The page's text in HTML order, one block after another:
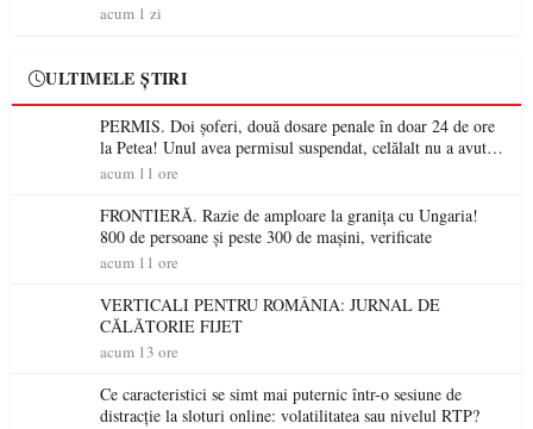
acum 1 zi
ULTIMELE ȘTIRI
PERMIS. Doi șoferi, două dosare penale în doar 24 de ore
la Petea! Unul avea permisul suspendat, celălalt nu a avut
niciodată permis
acum 11 ore
FRONTIERĂ. Razie de amploare la granița cu Ungaria!
800 de persoane și peste 300 de mașini, verificate
acum 11 ore
VERTICALI PENTRU ROMÂNIA: JURNAL DE
CĂLĂTORIE FIJET
acum 13 ore
Ce caracteristici se simt mai puternic într-o sesiune de
distracție la sloturi online: volatilitatea sau nivelul RTP?